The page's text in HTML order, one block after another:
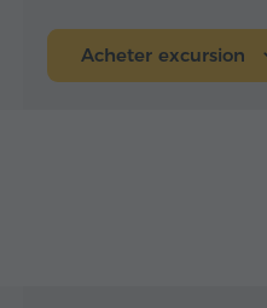
Acheter excursion